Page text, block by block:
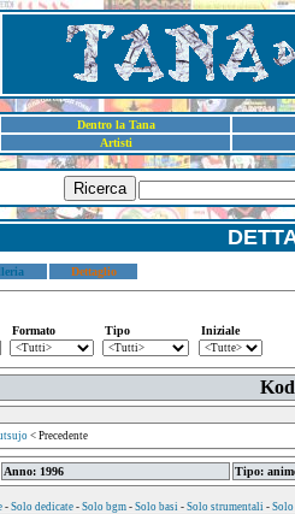
Dentro la Tana
Artisti
Ricerca
Dettaglio
Formato Tipo Iniziale
< Precedente
Anno: 1996
Tipo:
- Solo dedicate - Solo bgm - Solo basi - Solo strumentali - Solo